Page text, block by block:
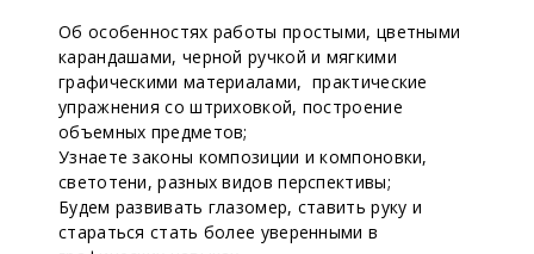
Об особенностях работы простыми, цветными
карандашами, черной ручкой и мягкими
графическими материалами, практические
упражнения со штриховкой, построение
объемных предметов;
Узнаете законы композиции и компоновки,
светотени, разных видов перспективы;
Будем развивать глазомер, ставить руку и
стараться стать более уверенными в